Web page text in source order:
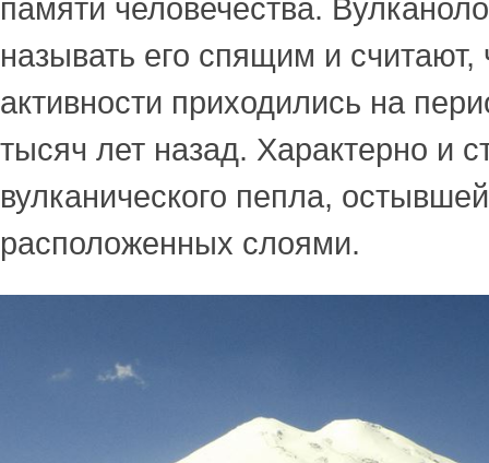
памяти человечества.
называть его спящим и считают,
активности приходились на
тысяч лет назад. Характерно и
вулканического пепла,
расположенных слоями.